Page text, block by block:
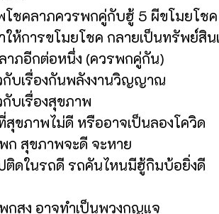
โชคลาภควรพกคู่กับฮู้ 5 ผีขโมยโชค
ให้การขโมยโชค กลายเป็นทรัพย์สิน
าภอีกต่อหนึ่ง (ควรพกคู่กัน)
กับเรื่องกันพลังงานวิญญาณ
กับเรื่องสุขภาพ
สุขภาพไม่ดี หรืออาจเป็นลองโควิด
ก สุขภาพจะดี จะหาย
ติดในรถดี รถคันไหนมีฮู้กิมบ้อยิ่งดี
กสูง อาจทำเป็นพวงกุญแจ